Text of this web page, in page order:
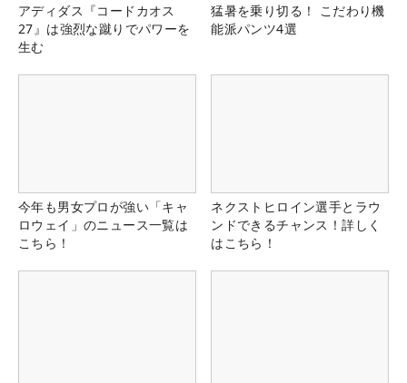
アディダス『コードカオス
27』は強烈な蹴りでパワーを
生む
猛暑を乗り切る！ こだわり機
能派パンツ4選
今年も男女プロが強い「キャ
ロウェイ」のニュース一覧は
こちら！
ネクストヒロイン選手とラウ
ンドできるチャンス！詳しく
はこちら！